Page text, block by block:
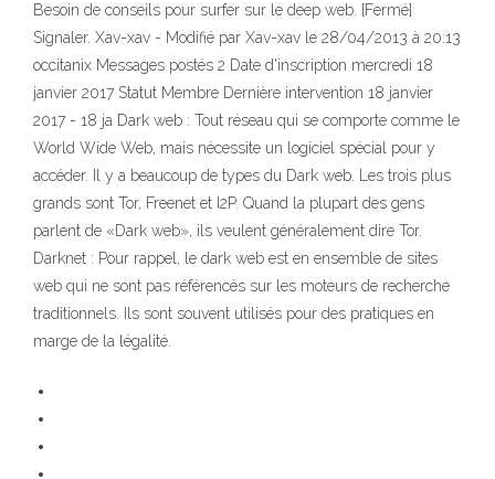
Besoin de conseils pour surfer sur le deep web. [Fermé]
Signaler. Xav-xav - Modifié par Xav-xav le 28/04/2013 à 20:13
occitanix Messages postés 2 Date d'inscription mercredi 18
janvier 2017 Statut Membre Dernière intervention 18 janvier
2017 - 18 ja Dark web : Tout réseau qui se comporte comme le
World Wide Web, mais nécessite un logiciel spécial pour y
accéder. Il y a beaucoup de types du Dark web. Les trois plus
grands sont Tor, Freenet et I2P. Quand la plupart des gens
parlent de «Dark web», ils veulent généralement dire Tor.
Darknet : Pour rappel, le dark web est en ensemble de sites
web qui ne sont pas référencés sur les moteurs de recherche
traditionnels. Ils sont souvent utilisés pour des pratiques en
marge de la légalité.